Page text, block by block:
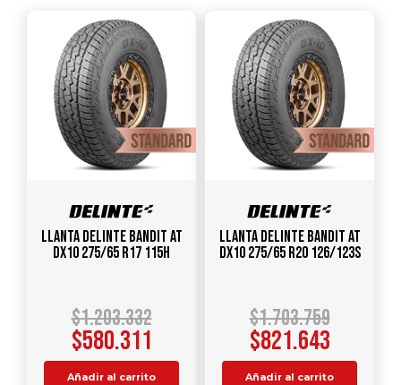
Llanta DELINTE Bandit AT
DX10 275/65 R17 115H
$1.203.332
$580.311
Añadir al carrito
Llanta DELINTE Bandit AT
DX10 275/65 R20 126/123S
$1.703.759
$821.643
Añadir al carrito